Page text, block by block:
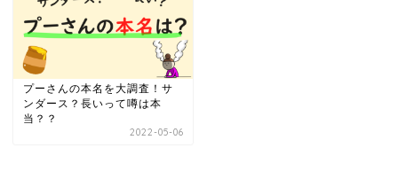
プーさんの本名を大調査！サ
ンダース？長いって噂は本
当？？
2022-05-06